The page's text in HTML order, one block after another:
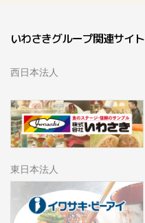
いわさきグループ関連サイト
西日本法人
東日本法人